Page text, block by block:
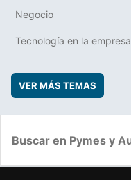
Negocio
Tecnología en la empresa
VER MÁS TEMAS